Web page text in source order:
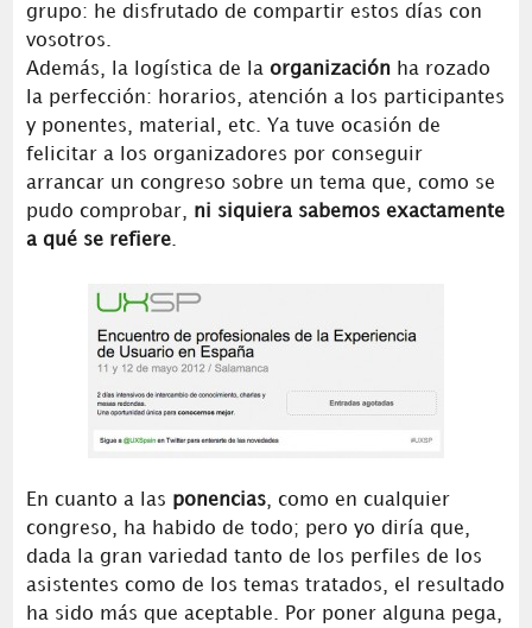
grupo: he disfrutado de compartir estos días con
vosotros.
Además, la logística de la organización ha rozado
la perfección: horarios, atención a los participantes
y ponentes, material, etc. Ya tuve ocasión de
felicitar a los organizadores por conseguir
arrancar un congreso sobre un tema que, como se
pudo comprobar, ni siquiera sabemos exactamente
a qué se refiere.
En cuanto a las ponencias, como en cualquier
congreso, ha habido de todo; pero yo diría que,
dada la gran variedad tanto de los perfiles de los
asistentes como de los temas tratados, el resultado
ha sido más que aceptable. Por poner alguna pega,